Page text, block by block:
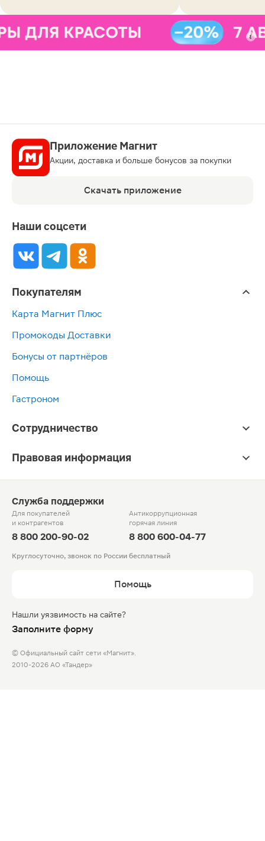
Приложение Магнит
Акции, доставка и больше бонусов за покупки
Скачать приложение
Наши соцсети
Покупателям
Карта Магнит Плюс
Промокоды Доставки
Бонусы от партнёров
Помощь
Гастроном
Сотрудничество
Правовая информация
Служба поддержки
Для покупателей
и контрагентов
8 800 200-90-02
Антикоррупционная
горячая линия
8 800 600-04-77
Круглосуточно, звонок по России бесплатный
Помощь
Нашли уязвимость на сайте?
Заполните форму
© Официальный сайт сети «Магнит».
2010-2026 АО «Тандер»